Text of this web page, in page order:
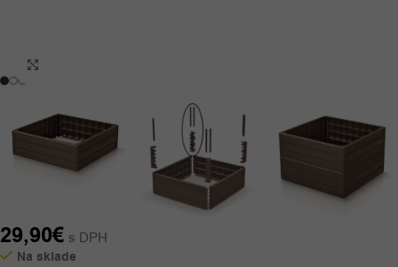
29,90€ s DPH
Na sklade